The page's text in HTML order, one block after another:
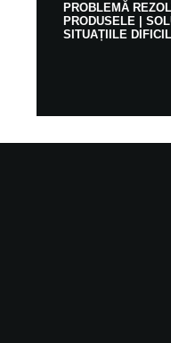
PROBLEMĂ
PRODUSELE |
SITUAȚIILE